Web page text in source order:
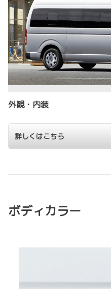
外観・内装
詳しくはこちら
ボディカラー